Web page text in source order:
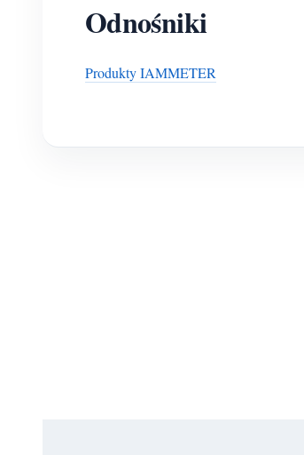
Odnośniki
Produkty IAMMETER